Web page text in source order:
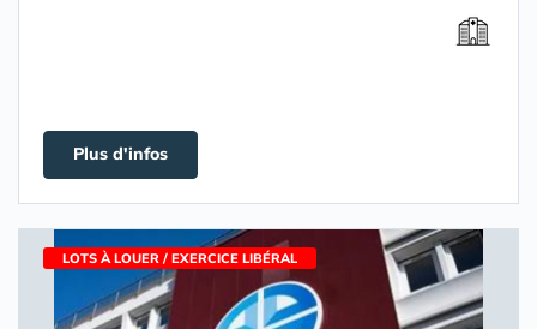
Plus d'infos
LOTS À LOUER / EXERCICE LIBÉRAL